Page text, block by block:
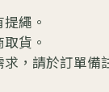
繩。
貨。
，請於訂單備